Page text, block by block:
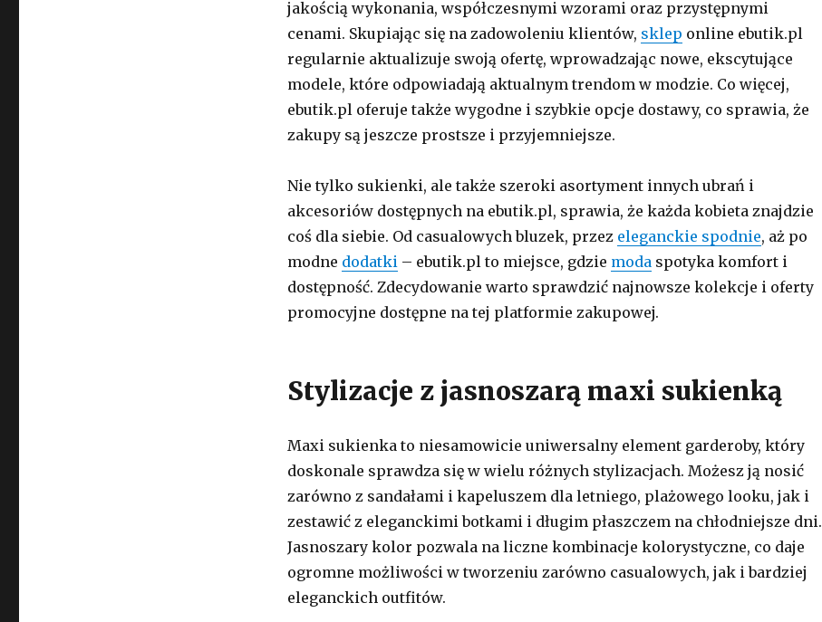
jakością wykonania, współczesnymi wzorami oraz przystępnymi
cenami. Skupiając się na zadowoleniu klientów, sklep online ebutik.pl
regularnie aktualizuje swoją ofertę, wprowadzając nowe, ekscytujące
modele, które odpowiadają aktualnym trendom w modzie. Co więcej,
ebutik.pl oferuje także wygodne i szybkie opcje dostawy, co sprawia, że
zakupy są jeszcze prostsze i przyjemniejsze.
Nie tylko sukienki, ale także szeroki asortyment innych ubrań i
akcesoriów dostępnych na ebutik.pl, sprawia, że każda kobieta znajdzie
coś dla siebie. Od casualowych bluzek, przez eleganckie spodnie, aż po
modne dodatki– ebutik.pl to miejsce, gdzie modaspotyka komfort i
dostępność. Zdecydowanie warto sprawdzić najnowsze kolekcje i oferty
promocyjne dostępne na tej platformie zakupowej.
Stylizacje z jasnoszarą maxi sukienką
Maxi sukienka to niesamowicie uniwersalny element garderoby, który
doskonale sprawdza się w wielu różnych stylizacjach. Możesz ją nosić
zarówno z sandałami i kapeluszem dla letniego, plażowego looku, jak i
zestawić z eleganckimi botkami i długim płaszczem na chłodniejsze dni.
Jasnoszary kolor pozwala na liczne kombinacje kolorystyczne, co daje
ogromne możliwości w tworzeniu zarówno casualowych, jak i bardziej
eleganckich outfitów.